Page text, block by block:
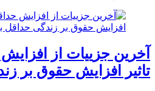
آخرین جزییات از
تاثیر افزایش حقوق بر